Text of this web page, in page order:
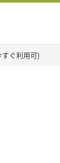
ぐ利用可)